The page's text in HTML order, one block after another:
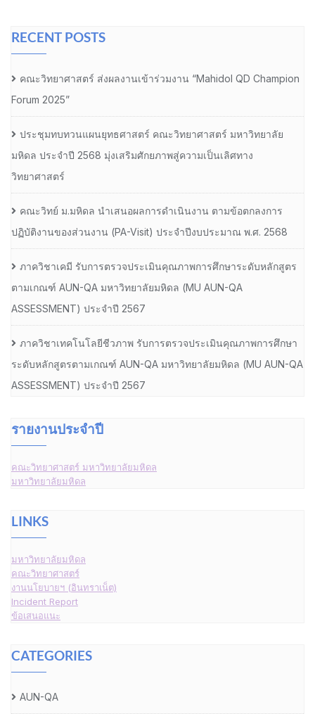
RECENT POSTS
คณะวิทยาศาสตร์ ส่งผลงานเข้าร่วมงาน “Mahidol QD Champion
Forum 2025”
ประชุมทบทวนแผนยุทธศาสตร์ คณะวิทยาศาสตร์ มหาวิทยาลัย
มหิดล ประจำปี 2568 มุ่งเสริมศักยภาพสู่ความเป็นเลิศทาง
วิทยาศาสตร์
คณะวิทย์ ม.มหิดล นำเสนอผลการดำเนินงาน ตามข้อตกลงการ
ปฏิบัติงานของส่วนงาน (PA-Visit) ประจำปีงบประมาณ พ.ศ. 2568
ภาควิชาเคมี รับการตรวจประเมินคุณภาพการศึกษาระดับหลักสูตร
ตามเกณฑ์ AUN-QA มหาวิทยาลัยมหิดล (MU AUN-QA
ASSESSMENT) ประจำปี 2567
ภาควิชาเทคโนโลยีชีวภาพ รับการตรวจประเมินคุณภาพการศึกษา
ระดับหลักสูตรตามเกณฑ์ AUN-QA มหาวิทยาลัยมหิดล (MU AUN-QA
ASSESSMENT) ประจำปี 2567
รายงานประจำปี
คณะวิทยาศาสตร์ มหาวิทยาลัยมหิดล
มหาวิทยาลัยมหิดล
LINKS
มหาวิทยาลัยมหิดล
คณะวิทยาศาสตร์
งานนโยบายฯ (อินทราเน็ต)
Incident Report
ข้อเสนอแนะ
CATEGORIES
AUN-QA